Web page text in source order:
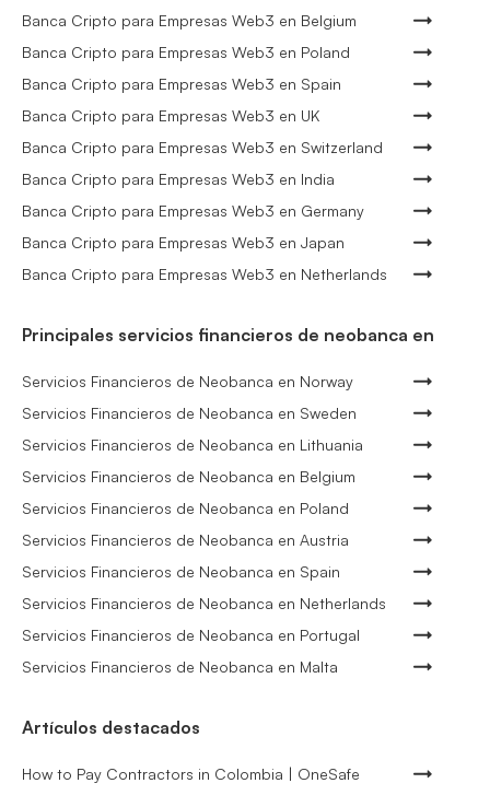
Banca Cripto para Empresas Web3 en Belgium
Banca Cripto para Empresas Web3 en Poland
Banca Cripto para Empresas Web3 en Spain
Banca Cripto para Empresas Web3 en UK
Banca Cripto para Empresas Web3 en Switzerland
Banca Cripto para Empresas Web3 en India
Banca Cripto para Empresas Web3 en Germany
Banca Cripto para Empresas Web3 en Japan
Banca Cripto para Empresas Web3 en Netherlands
Principales servicios financieros de neobanca en
Servicios Financieros de Neobanca en Norway
Servicios Financieros de Neobanca en Sweden
Servicios Financieros de Neobanca en Lithuania
Servicios Financieros de Neobanca en Belgium
Servicios Financieros de Neobanca en Poland
Servicios Financieros de Neobanca en Austria
Servicios Financieros de Neobanca en Spain
Servicios Financieros de Neobanca en Netherlands
Servicios Financieros de Neobanca en Portugal
Servicios Financieros de Neobanca en Malta
Artículos destacados
How to Pay Contractors in Colombia | OneSafe